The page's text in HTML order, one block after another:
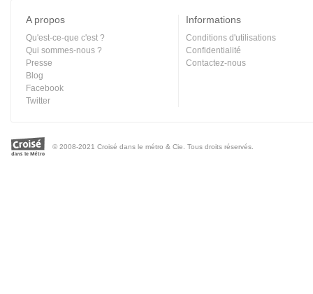
A propos
Qu'est-ce-que c'est ?
Qui sommes-nous ?
Presse
Blog
Facebook
Twitter
Informations
Conditions d'utilisations
Confidentialité
Contactez-nous
© 2008-2021 Croisé dans le métro & Cie. Tous droits réservés.